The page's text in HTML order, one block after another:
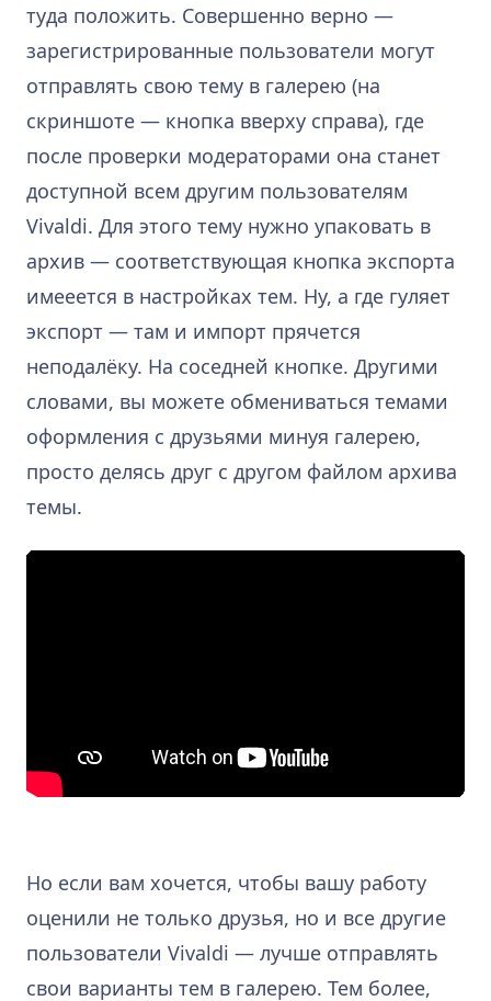
туда положить. Совершенно верно —
зарегистрированные пользователи могут
отправлять свою тему в галерею (на
скриншоте — кнопка вверху справа), где
после проверки модераторами она станет
доступной всем другим пользователям
Vivaldi. Для этого тему нужно упаковать в
архив — соответствующая кнопка экспорта
имееется в настройках тем. Ну, а где гуляет
экспорт — там и импорт прячется
неподалёку. На соседней кнопке. Другими
словами, вы можете обмениваться темами
оформления с друзьями минуя галерею,
просто делясь друг с другом файлом архива
темы.
Но если вам хочется, чтобы вашу работу
оценили не только друзья, но и все другие
пользователи Vivaldi — лучше отправлять
свои варианты тем в галерею. Тем более,